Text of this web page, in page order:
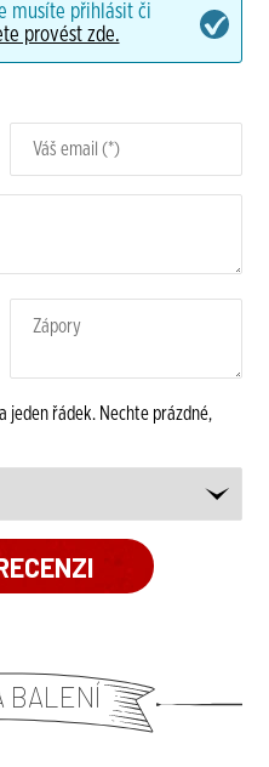
musíte přihlásit či
provést zde.
jeden řádek. Nechte prázdné,
BALENÍ